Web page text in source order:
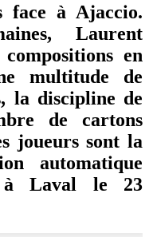
face à Ajaccio.
Laurent
en
multitude de
la discipline de
de cartons
joueurs sont la
automatique
à Laval le 23